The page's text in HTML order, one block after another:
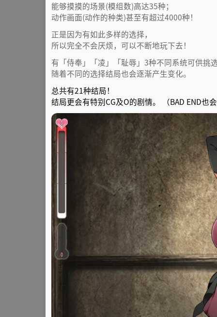
能够摸摸的场景(模组数)高达35种；
动作画面(动作的种类)甚至有超过4000种！
正是因为有如此多样的选择，
所以完全不会厌烦，可以不断地玩下去！
有「侍奉」「凌」「耻辱」3种不同系统可供挑
随着不同的选择结局也会逐渐产生变化。
总共有21种结局！
结局更会有特别CG及O的剧情。 （BAD END也